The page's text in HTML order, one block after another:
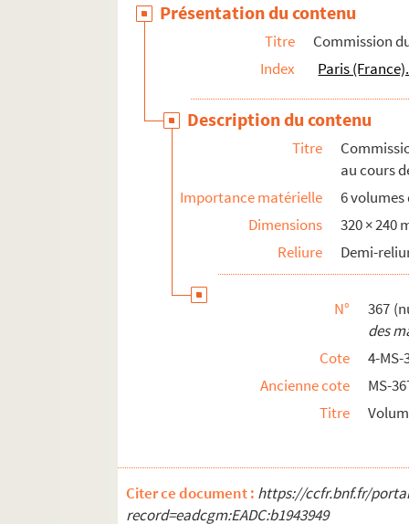
Présentation du contenu
Titre
Commission
Index
Paris
Description du contenu
Titre
au cours
Importance matérielle
6 volumes
Dimensions
320 × 240
Reliure
Demi-
N°
367
des
Cote
4-MS-
Ancienne cote
MS-
Titre
Citer ce document : https://ccfr.bnf.fr/
record=eadcgm:EADC:b1943949